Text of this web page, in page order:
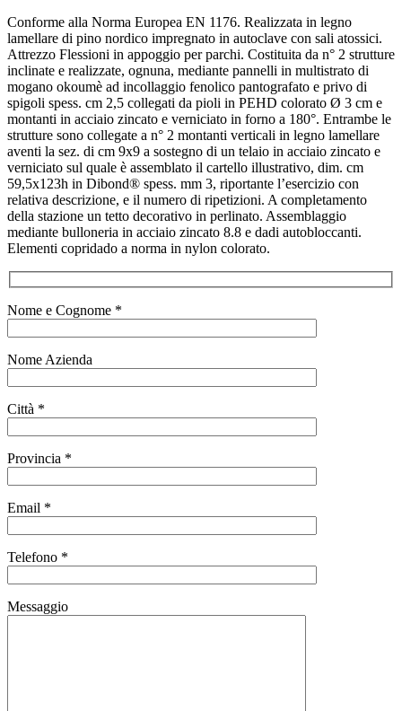
Conforme alla Norma Europea EN 1176. Realizzata in legno
lamellare di pino nordico impregnato in autoclave con sali atossici.
Attrezzo Flessioni in appoggio per parchi. Costituita da n° 2 strutture
inclinate e realizzate, ognuna, mediante pannelli in multistrato di
mogano okoumè ad incollaggio fenolico pantografato e privo di
spigoli spess. cm 2,5 collegati da pioli in PEHD colorato Ø 3 cm e
montanti in acciaio zincato e verniciato in forno a 180°. Entrambe le
strutture sono collegate a n° 2 montanti verticali in legno lamellare
aventi la sez. di cm 9x9 a sostegno di un telaio in acciaio zincato e
verniciato sul quale è assemblato il cartello illustrativo, dim. cm
59,5x123h in Dibond® spess. mm 3, riportante l’esercizio con
relativa descrizione, e il numero di ripetizioni. A completamento
della stazione un tetto decorativo in perlinato. Assemblaggio
mediante bulloneria in acciaio zincato 8.8 e dadi autobloccanti.
Elementi copridado a norma in nylon colorato.
Nome e Cognome *
Nome Azienda
Città *
Provincia *
Email *
Telefono *
Messaggio